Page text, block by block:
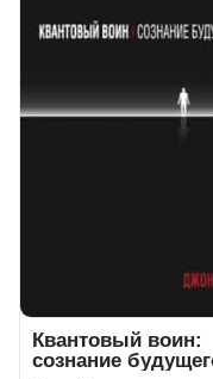
Квантовый воин:
сознание